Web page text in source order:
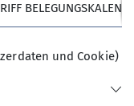
und Cookie)